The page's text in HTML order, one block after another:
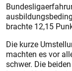
brachte 12,15
Die kurze
machten es vor
schwer. Die